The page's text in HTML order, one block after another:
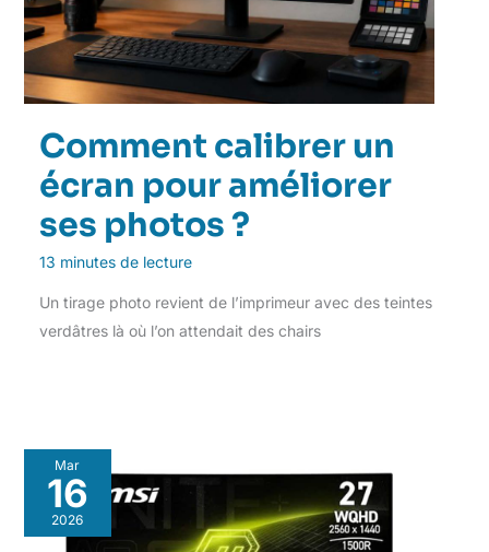
Comment calibrer un
écran pour améliorer
ses photos ?
13 minutes de lecture
Un tirage photo revient de l’imprimeur avec des teintes
verdâtres là où l’on attendait des chairs
Mar
16
2026